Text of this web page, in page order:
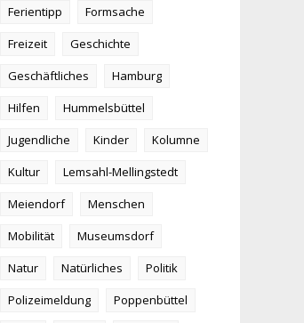
Ferientipp
Formsache
Freizeit
Geschichte
Geschäftliches
Hamburg
Hilfen
Hummelsbüttel
Jugendliche
Kinder
Kolumne
Kultur
Lemsahl-Mellingstedt
Meiendorf
Menschen
Mobilität
Museumsdorf
Natur
Natürliches
Politik
Polizeimeldung
Poppenbüttel